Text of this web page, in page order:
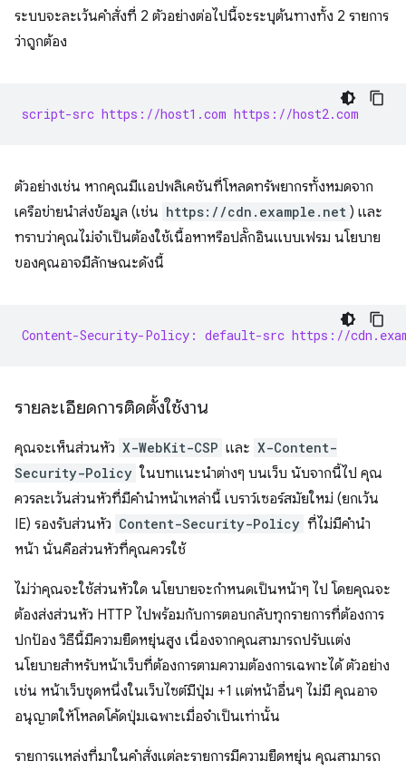
ระบบจะละเว้นคำสั่งที่ 2 ตัวอย่างต่อไปนี้จะระบุต้นทางทั้ง 2 รายการ
ว่าถูกต้อง
script-src https://host1.com https://host2.com
ตัวอย่างเช่น หากคุณมีแอปพลิเคชันที่โหลดทรัพยากรทั้งหมดจาก
เครือข่ายนำส่งข้อมูล (เช่น https://cdn.example.net ) และ
ทราบว่าคุณไม่จำเป็นต้องใช้เนื้อหาหรือปลั๊กอินแบบเฟรม นโยบาย
ของคุณอาจมีลักษณะดังนี้
Content-Security-Policy: default-src https://
รายละเอียดการติดตั้งใช้งาน
คุณจะเห็นส่วนหัว X-WebKit-CSP และ X-Content-
Security-Policy ในบทแนะนำต่างๆ บนเว็บ นับจากนี้ไป คุณ
ควรละเว้นส่วนหัวที่มีคำนำหน้าเหล่านี้ เบราว์เซอร์สมัยใหม่ (ยกเว้น
IE) รองรับส่วนหัว Content-Security-Policy ที่ไม่มีคำนำ
หน้า นั่นคือส่วนหัวที่คุณควรใช้
ไม่ว่าคุณจะใช้ส่วนหัวใด นโยบายจะกำหนดเป็นหน้าๆ ไป โดยคุณจะ
ต้องส่งส่วนหัว HTTP ไปพร้อมกับการตอบกลับทุกรายการที่ต้องการ
ปกป้อง วิธีนี้มีความยืดหยุ่นสูง เนื่องจากคุณสามารถปรับแต่ง
นโยบายสำหรับหน้าเว็บที่ต้องการตามความต้องการเฉพาะได้ ตัวอย่าง
เช่น หน้าเว็บชุดหนึ่งในเว็บไซต์มีปุ่ม +1 แต่หน้าอื่นๆ ไม่มี คุณอาจ
อนุญาตให้โหลดโค้ดปุ่มเฉพาะเมื่อจำเป็นเท่านั้น
รายการแหล่งที่มาในคําสั่งแต่ละรายการมีความยืดหยุ่น คุณสามารถ